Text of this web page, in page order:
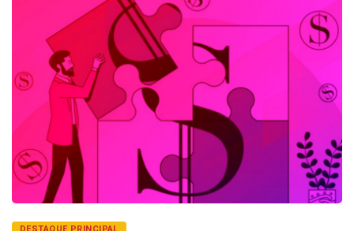
DESTAQUE PRINCIPAL